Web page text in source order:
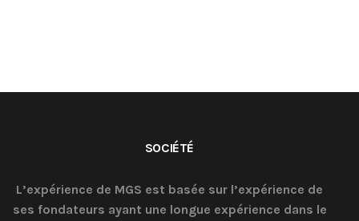
SOCIÉTÉ
L’expérience de MGS est basée sur l’expérience de
ses fondateurs ayant une longue expérience dans le